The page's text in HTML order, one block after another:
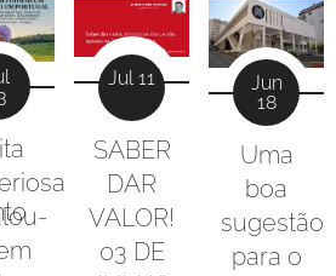
Jul 11
SABER
DAR
VALOR!
03 DE
Jun
18
Uma
boa
sugestão
para o